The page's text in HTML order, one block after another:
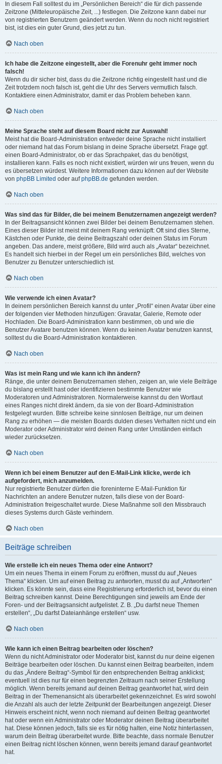
In diesem Fall solltest du im „Persönlichen Bereich“ die für dich passende
Zeitzone (Mitteleuropäische Zeit, ...) festlegen. Die Zeitzone kann dabei nur
von registrierten Benutzern geändert werden. Wenn du noch nicht registriert
bist, ist dies ein guter Grund, dies jetzt zu tun.
Nach oben
Ich habe die Zeitzone eingestellt, aber die Forenuhr geht immer noch
falsch!
Wenn du dir sicher bist, dass du die Zeitzone richtig eingestellt hast und die
Zeit trotzdem noch falsch ist, geht die Uhr des Servers vermutlich falsch.
Kontaktiere einen Administrator, damit er das Problem beheben kann.
Nach oben
Meine Sprache steht auf diesem Board nicht zur Auswahl!
Meist hat die Board-Administration entweder deine Sprache nicht installiert
oder niemand hat das Forum bislang in deine Sprache übersetzt. Frage ggf.
einen Board-Administrator, ob er das Sprachpaket, das du benötigst,
installieren kann. Falls es noch nicht existiert, würden wir uns freuen, wenn du
es übersetzen würdest. Weitere Informationen dazu können auf der Website
von phpBB Limited oder aufphpBB.de gefunden werden.
Nach oben
Was sind das für Bilder, die bei meinem Benutzernamen angezeigt werden?
In der Beitragsansicht können zwei Bilder bei deinem Benutzernamen stehen.
Eines dieser Bilder ist meist mit deinem Rang verknüpft: Oft sind dies Sterne,
Kästchen oder Punkte, die deine Beitragszahl oder deinen Status im Forum
angeben. Das andere, meist größere, Bild wird auch als „Avatar“ bezeichnet.
Es handelt sich hierbei in der Regel um ein persönliches Bild, welches von
Benutzer zu Benutzer unterschiedlich ist.
Nach oben
Wie verwende ich einen Avatar?
In deinem persönlichen Bereich kannst du unter „Profil“ einen Avatar über eine
der folgenden vier Methoden hinzufügen: Gravatar, Galerie, Remote oder
Hochladen. Die Board-Administration kann bestimmen, ob und wie die
Benutzer Avatare benutzen können. Wenn du keinen Avatar benutzen kannst,
solltest du die Board-Administration kontaktieren.
Nach oben
Was ist mein Rang und wie kann ich ihn ändern?
Ränge, die unter deinem Benutzernamen stehen, zeigen an, wie viele Beiträge
du bislang erstellt hast oder identifizieren bestimmte Benutzer wie
Moderatoren und Administratoren. Normalerweise kannst du den Wortlaut
eines Ranges nicht direkt ändern, da sie von der Board-Administration
festgelegt wurden. Bitte schreibe keine sinnlosen Beiträge, nur um deinen
Rang zu erhöhen — die meisten Boards dulden dieses Verhalten nicht und ein
Moderator oder Administrator wird deinen Rang unter Umständen einfach
wieder zurücksetzen.
Nach oben
Wenn ich bei einem Benutzer auf den E-Mail-Link klicke, werde ich
aufgefordert, mich anzumelden.
Nur registrierte Benutzer dürfen die foreninterne E-Mail-Funktion für
Nachrichten an andere Benutzer nutzen, falls diese von der Board-
Administration freigeschaltet wurde. Diese Maßnahme soll den Missbrauch
dieses Systems durch Gäste verhindern.
Nach oben
Beiträge schreiben
Wie erstelle ich ein neues Thema oder eine Antwort?
Um ein neues Thema in einem Forum zu eröffnen, musst du auf „Neues
Thema“ klicken. Um auf einen Beitrag zu antworten, musst du auf „Antworten“
klicken. Es könnte sein, dass eine Registrierung erforderlich ist, bevor du einen
Beitrag schreiben kannst. Deine Berechtigungen sind jeweils am Ende der
Foren- und der Beitragsansicht aufgelistet. Z. B. „Du darfst neue Themen
erstellen“, „Du darfst Dateianhänge erstellen“ usw.
Nach oben
Wie kann ich einen Beitrag bearbeiten oder löschen?
Wenn du nicht Administrator oder Moderator bist, kannst du nur deine eigenen
Beiträge bearbeiten oder löschen. Du kannst einen Beitrag bearbeiten, indem
du das „Ändere Beitrag“-Symbol für den entsprechenden Beitrag anklickst;
eventuell ist dies nur für einen begrenzten Zeitraum nach seiner Erstellung
möglich. Wenn bereits jemand auf deinen Beitrag geantwortet hat, wird dein
Beitrag in der Themenansicht als überarbeitet gekennzeichnet. Es wird sowohl
die Anzahl als auch der letzte Zeitpunkt der Bearbeitungen angezeigt. Dieser
Hinweis erscheint nicht, wenn noch niemand auf deinen Beitrag geantwortet
hat oder wenn ein Administrator oder Moderator deinen Beitrag überarbeitet
hat. Diese können jedoch, falls sie es für nötig halten, eine Notiz hinterlassen,
warum dein Beitrag überarbeitet wurde. Bitte beachte, dass normale Benutzer
einen Beitrag nicht löschen können, wenn bereits jemand darauf geantwortet
hat.